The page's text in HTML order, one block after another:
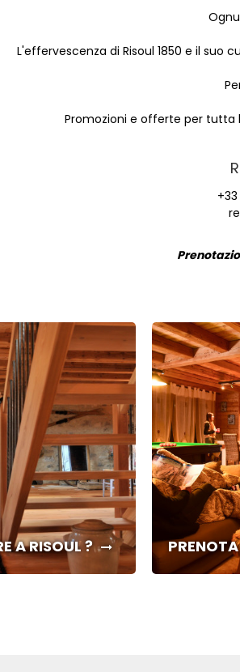
L'effervescenza di Risoul 1850 e il suo
Promozioni e offerte per tutta
A RISOUL ?